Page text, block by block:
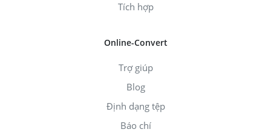
Tích hợp
Online-Convert
Trợ giúp
Blog
Định dạng tệp
Báo chí